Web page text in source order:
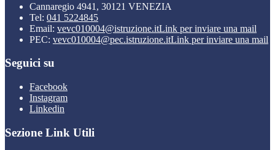
Cannaregio 4941, 30121 VENEZIA
Tel: 041 5224845
Email: vevc010004@istruzione.itLink per inviare una mail
PEC: vevc010004@pec.istruzione.itLink per inviare una mail
Seguici su
Facebook
Instagram
Linkedin
Sezione Link Utili